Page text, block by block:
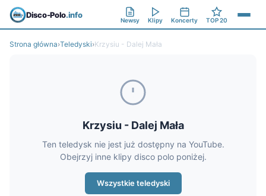
Disco-Polo.info
Newsy Klipy Koncerty TOP 20
Strona główna›Teledyski›Krzysiu - Dalej Mała
Krzysiu - Dalej Mała
Ten teledysk nie jest już dostępny na YouTube.
Obejrzyj inne klipy disco polo poniżej.
Wszystkie teledyski